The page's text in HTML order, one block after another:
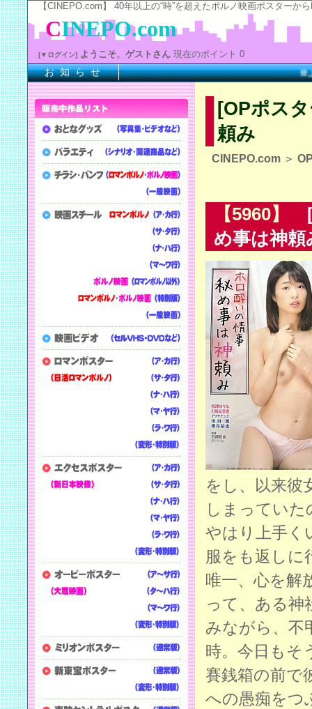
【CINEPO.com】 40年以上の“時”を超えたポルノ映画ポスター
[OPポス
頼み
CINEPO.com ＞
【5960】
め事は神頼
をし、以来彼
しまってい
やはり上手く
服をも返しに
唯一、心を解
って、ある神
みながら、不
時。今日もそ
賽銭箱の前で
への愚痴をつ
※上記
CINEPO.com
[▼ログイン] ようこそ、ゲストさん 現在のポイント 0
お 知 ら せ